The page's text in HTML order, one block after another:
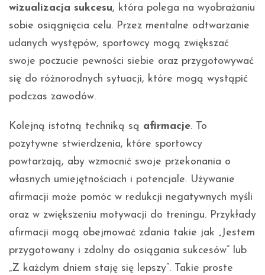
wizualizacja sukcesu, która polega na wyobrażaniu
sobie osiągnięcia celu. Przez mentalne odtwarzanie
udanych występów, sportowcy mogą zwiększać
swoje poczucie pewności siebie oraz przygotowywać
się do różnorodnych sytuacji, które mogą wystąpić
podczas zawodów.
Kolejną istotną techniką są afirmacje. To
pozytywne stwierdzenia, które sportowcy
powtarzają, aby wzmocnić swoje przekonania o
własnych umiejętnościach i potencjale. Używanie
afirmacji może pomóc w redukcji negatywnych myśli
oraz w zwiększeniu motywacji do treningu. Przykłady
afirmacji mogą obejmować zdania takie jak „Jestem
przygotowany i zdolny do osiągania sukcesów” lub
„Z każdym dniem staję się lepszy”. Takie proste